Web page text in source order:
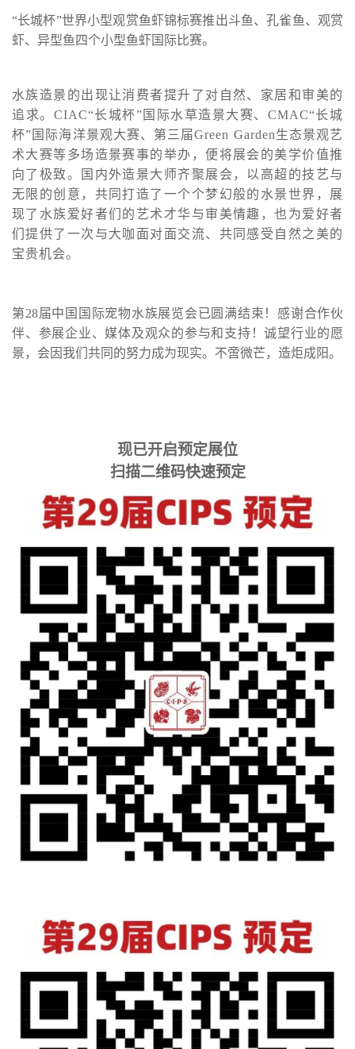
“长城杯”世界小型观赏鱼虾锦标赛推出斗鱼、孔雀鱼、观赏
虾、异型鱼四个小型鱼虾国际比赛。
水族造景的出现让消费者提升了对自然、家居和审美的
追求。CIAC“长城杯”国际水草造景大赛、CMAC“长城
杯”国际海洋景观大赛、第三届Green Garden生态景观艺
术大赛等多场造景赛事的举办，便将展会的美学价值推
向了极致。国内外造景大师齐聚展会，以高超的技艺与
无限的创意，共同打造了一个个梦幻般的水景世界，展
现了水族爱好者们的艺术才华与审美情趣，也为爱好者
们提供了一次与大咖面对面交流、共同感受自然之美的
宝贵机会。
第28届中国国际宠物水族展览会已圆满结束！感谢合作伙
伴、参展企业、媒体及观众的参与和支持！诚望行业的愿
景，会因我们共同的努力成为现实。不啻微芒，造炬成阳。
现已开启预定展位
扫描二维码快速预定